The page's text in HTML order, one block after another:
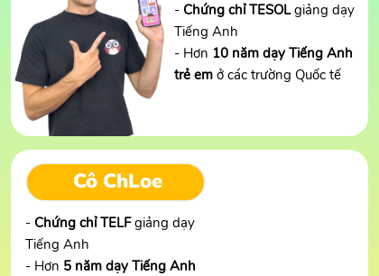
- Chứng chỉ TESOLgiảng dạy
Tiếng Anh
- Hơn 10 năm dạy Tiếng Anh
trẻ em ở các trường Quốc tế
- Chứng chỉ TELFgiảng dạy
Tiếng Anh
- Hơn 5 năm dạy Tiếng Anh
Cô ChLoe